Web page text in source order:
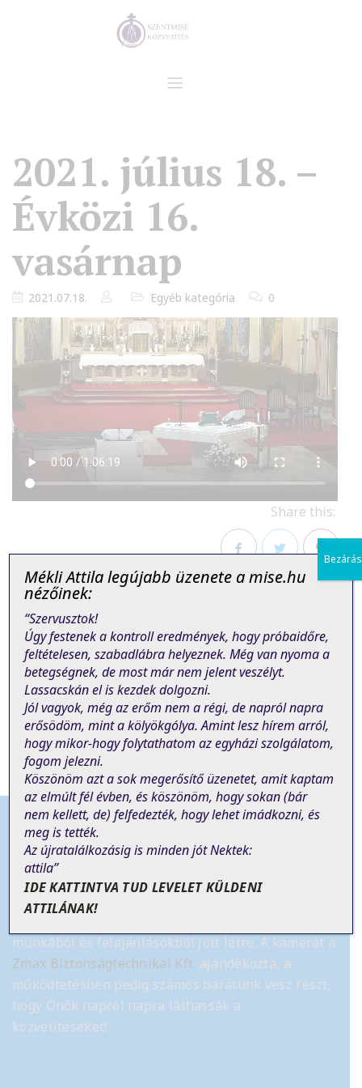
2021. július 18. –
Évközi 16.
vasárnap
2021.07.18. Egyéb kategória 0
Share this:
FacebookTwitterPinterest
PREVIOUS POST
Tájékoztató
munkából és felajánlásokból jött létre. A kamerát a
Zmax Biztonságtechnikai Kft. ajándékozta, a
működtetésben pedig számos barátunk vesz részt,
hogy Önök napról napra láthassák a
közvetítéseket!
Mékli Attila legújabb üzenete a mise.hu
nézőinek:
“Szervusztok!
Úgy festenek a kontroll eredmények, hogy próbaidőre,
feltételesen, szabadlábra helyeznek. Még van nyoma a
betegségnek, de most már nem jelent veszélyt.
Lassacskán el is kezdek dolgozni.
Jól vagyok, még az erőm nem a régi, de napról napra
erősödöm, mint a kölyökgólya. Amint lesz hírem arról,
hogy mikor-hogy folytathatom az egyházi szolgálatom,
fogom jelezni.
Köszönöm azt a sok megerősítő üzenetet, amit kaptam
az elmúlt fél évben, és köszönöm, hogy sokan (bár
nemkellett, de) felfedezték, hogy lehet imádkozni, és
meg is tették.
Az újratalálkozásig is minden jót Nektek:
attila”
IDE KATTINTVA TUD LEVELET KÜLDENI
ATTILÁNAK!
Bezárás